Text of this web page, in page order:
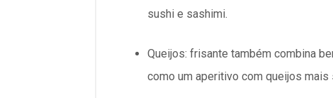
sushi e sashimi.
Queijos: frisante também combina
como um aperitivo com queijos